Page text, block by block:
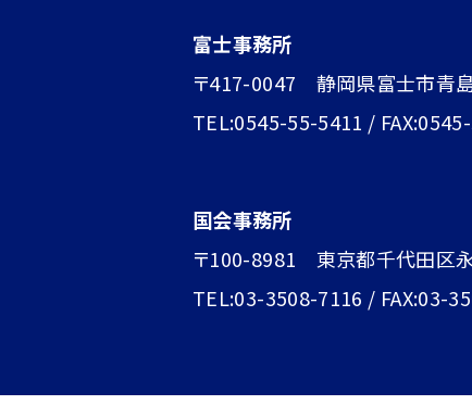
富士事務所
〒417-0047 静岡県富士市青
TEL:0545-55-5411 /
国会事務所
〒100-8981 東京都千代田区
TEL:03-3508-7116 / FAX:03-